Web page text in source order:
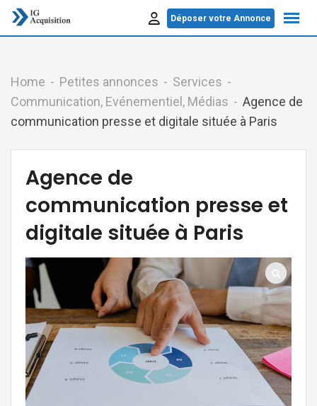
Skip
Déposer votre Annonce
Home Petites annonces
Services
Communication, Evénementiel, Médias
Agence de
communication presse et digitale située à Paris
Agence de
communication presse et
digitale située à Paris